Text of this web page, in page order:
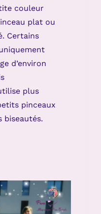
couleur
plat ou
Certains
d’environ
plus
pinceaux
biseautés.